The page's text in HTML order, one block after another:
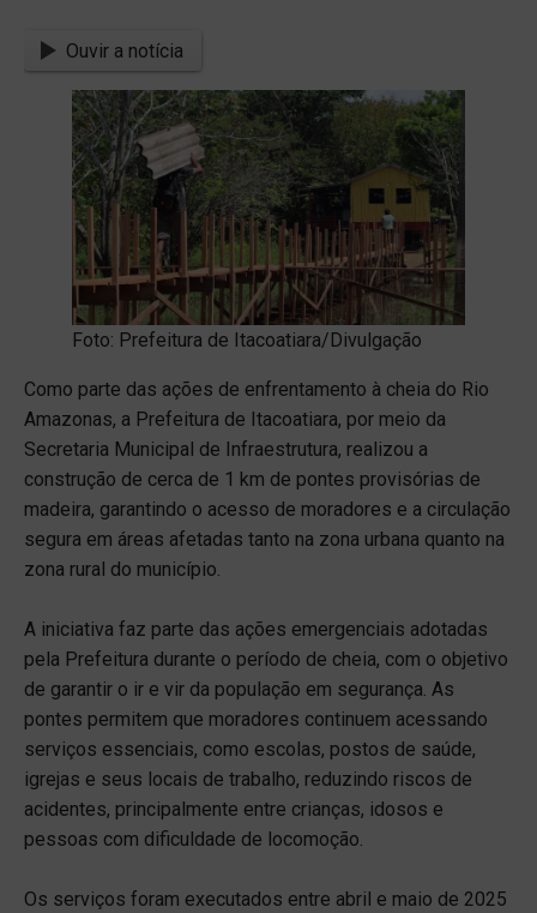
Ouvir a notícia
Foto: Prefeitura de Itacoatiara/Divulgação
Como parte das ações de enfrentamento à cheia do Rio
Amazonas, a Prefeitura de Itacoatiara, por meio da
Secretaria Municipal de Infraestrutura, realizou a
construção de cerca de 1 km de pontes provisórias de
madeira, garantindo o acesso de moradores e a circulação
segura em áreas afetadas tanto na zona urbana quanto na
zona rural do município.
A iniciativa faz parte das ações emergenciais adotadas
pela Prefeitura durante o período de cheia, com o objetivo
de garantir o ir e vir da população em segurança. As
pontes permitem que moradores continuem acessando
serviços essenciais, como escolas, postos de saúde,
igrejas e seus locais de trabalho, reduzindo riscos de
acidentes, principalmente entre crianças, idosos e
pessoas com dificuldade de locomoção.
Os serviços foram executados entre abril e maio de 2025